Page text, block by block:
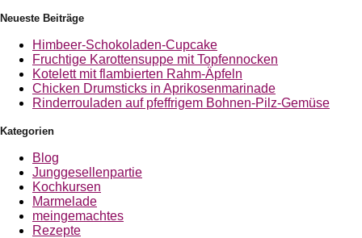
Neueste Beiträge
Himbeer-Schokoladen-Cupcake
Fruchtige Karottensuppe mit Topfennocken
Kotelett mit flambierten Rahm-Äpfeln
Chicken Drumsticks in Aprikosenmarinade
Rinderrouladen auf pfeffrigem Bohnen-Pilz-Gemüse
Kategorien
Blog
Junggesellenpartie
Kochkursen
Marmelade
meingemachtes
Rezepte